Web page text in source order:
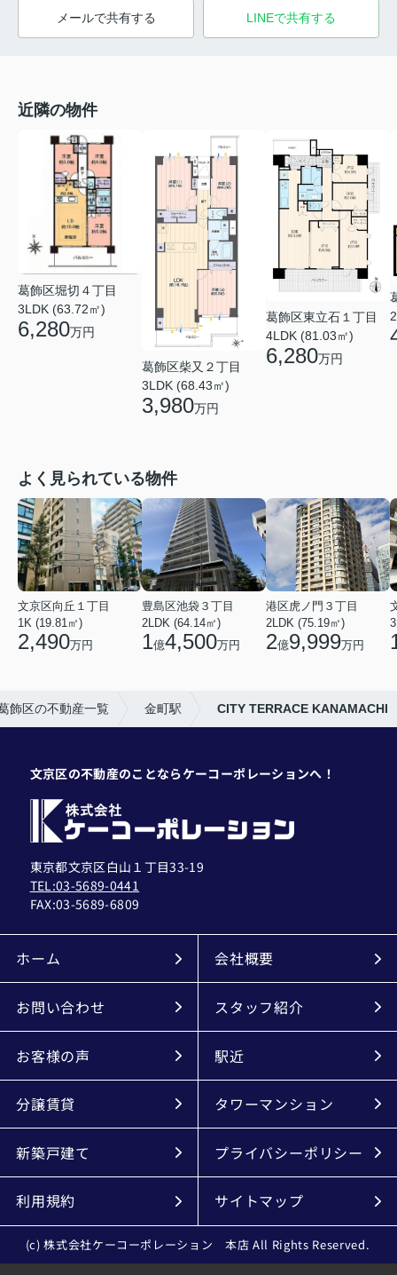
メールで共有する LINEで共有する
近隣の物件
葛飾区堀切４丁目
3LDK (63.72㎡)
6,280万円
葛飾区柴又２丁目
3LDK (68.43㎡)
3,980万円
葛飾区東立石１丁目
4LDK (81.03㎡)
6,280万円
よく見られている物件
文京区向丘１丁目
1K (19.81㎡)
2,490万円
豊島区池袋３丁目
2LDK (64.14㎡)
1億4,500万円
港区虎ノ門３丁目
2LDK (75.19㎡)
2億9,999万円
飾区の不動産一覧 金町駅 CITY TERRACE KANAMACHI
文京区の不動産のことならケーコーポレーションへ！
東京都文京区白山１丁目33-19
TEL:03-5689-0441
FAX:03-5689-6809
ホーム 会社概要
お問い合わせ スタッフ紹介
お客様の声 駅近
分譲賃貸 タワーマンション
新築戸建て プライバシーポリシー
利用規約 サイトマップ
(c) 株式会社ケーコーポレーション 本店 All Rights Reserved.